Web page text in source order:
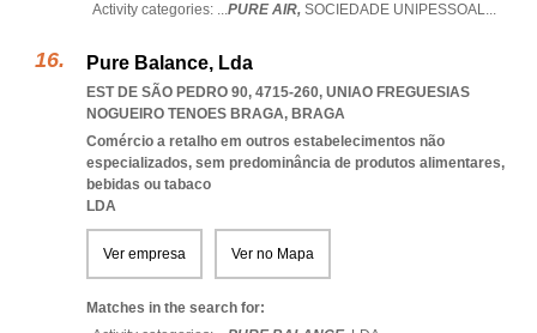
Activity categories: ...PURE AIR, SOCIEDADE UNIPESSOAL...
Pure Balance, Lda
EST DE SÃO PEDRO 90, 4715-260, UNIAO FREGUESIAS
NOGUEIRO TENOES BRAGA, BRAGA
Comércio a retalho em outros estabelecimentos não
especializados, sem predominância de produtos alimentares,
bebidas ou tabaco
LDA
Ver empresa Ver no Mapa
Matches in the search for: